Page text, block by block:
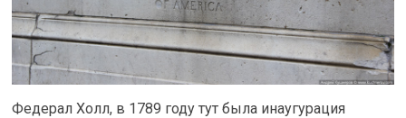
Федерал Холл, в 1789 году тут была инаугурация